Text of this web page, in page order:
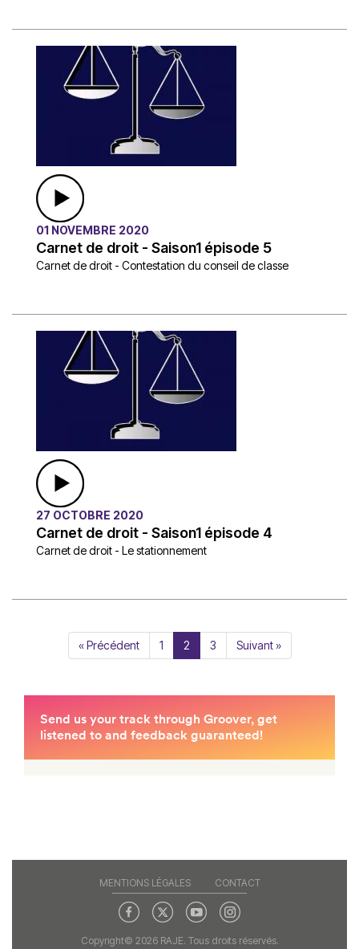
01 NOVEMBRE 2020
Carnet de droit - Saison1 épisode 5
Carnet de droit - Contestation du conseil de classe
27 OCTOBRE 2020
Carnet de droit - Saison1 épisode 4
Carnet de droit - Le stationnement
« Précédent 1 2 3 Suivant »
MENTIONS LÉGALES CONTACT
Copyright© 2026 RAJE. Tous droits réservés.